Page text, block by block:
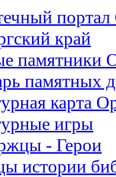
портал
край
памятники
памятных
карта
игры
- Герои
истории